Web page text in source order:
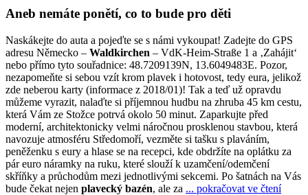
Aneb nemáte ponětí, co to bude pro děti
Naskákejte do auta a pojeďte se s námi vykoupat! Zadejte do GPS
adresu Německo – Waldkirchen – VdK-Heim-Straße 1 a ‚Zahájit‘
nebo přímo tyto souřadnice: 48.7209139N, 13.6049483E. Pozor,
nezapomeňte si sebou vzít krom plavek i hotovost, tedy eura, jelikož
zde neberou karty (informace z 2018/01)! Tak a teď už opravdu
můžeme vyrazit, nalaďte si příjemnou hudbu na zhruba 45 km cestu,
která Vám ze Stožce potrvá okolo 50 minut. Zaparkujte před
moderní, architektonicky velmi náročnou prosklenou stavbou, která
navozuje atmosféru Středomoří, vezměte si tašku s plaváním,
peněženku s eury a hlase se na recepci, kde obdržíte na oplátku za
pár euro náramky na ruku, které slouží k uzamčení/odemčení
skříňky a průchodům mezi jednotlivými sekcemi. Po šatnách na Vás
bude čekat nejen plavecký bazén, ale za ... pokračovat ve čtení